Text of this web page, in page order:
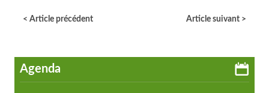
< Article précédent Article suivant >
Agenda